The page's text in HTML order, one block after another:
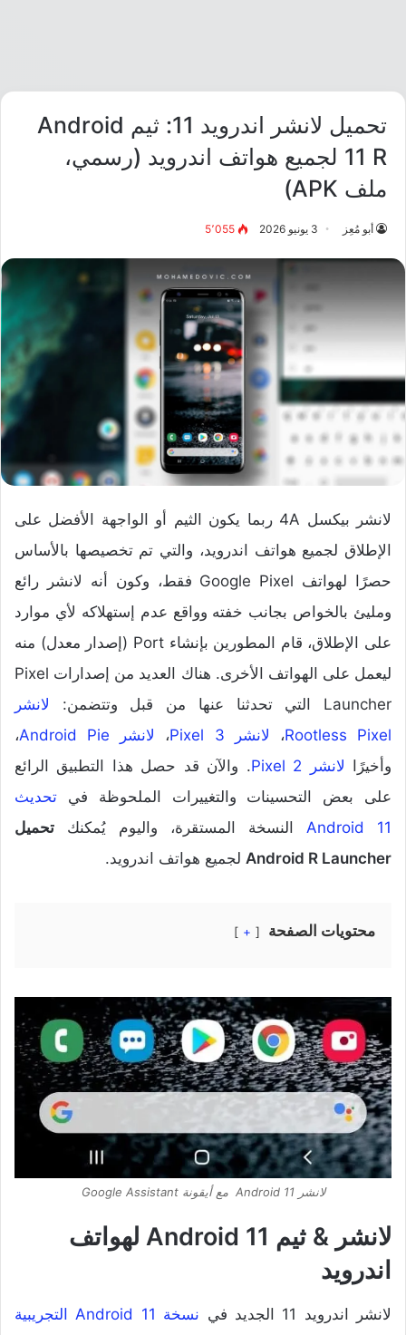
تحميل لانشر اندرويد 11: ثيم Android
11 R لجميع هواتف اندرويد (رسمي،
ملف APK)
أبو مُعِز 3 يونيو 2026 5٬055
لانشر بيكسل 4A ربما يكون الثيم أو الواجهة الأفضل على
الإطلاق لجميع هواتف اندرويد، والتي تم تخصيصها بالأساس
حصرًا لهواتف Google Pixel فقط، وكون أنه لانشر رائع
ومليئ بالخواص بجانب خفته وواقع عدم إستهلاكه لأي موارد
على الإطلاق، قام المطورين بإنشاء Port (إصدار معدل) منه
ليعمل على الهواتف الأخرى. هناك العديد من إصدارات Pixel
Launcher التي تحدثنا عنها من قبل وتتضمن:
لانشر
Rootless Pixel، لانشر Pixel 3 ، لانشر Android Pie
،
وأخيرًا لانشر Pixel 2
. والآن قد حصل هذا التطبيق الرائع
على بعض التحسينات والتغييرات الملحوظة في تحديث
Android 11 النسخة المستقرة، واليوم يُمكنك تحميل
Android R Launcher لجميع هواتف اندرويد.
محتويات الصفحة +
لانشر Android 11 مع أيقونة Google Assistant
لانشر & ثيم Android 11 لهواتف
اندرويد
لانشر اندرويد 11 الجديد في
نسخة Android 11 التجريبية